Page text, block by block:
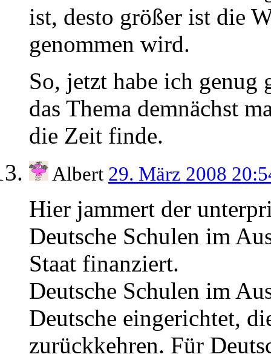
ist, desto größer ist die
genommen wird.
So, jetzt habe ich
das Thema demnächst
die Zeit finde.
Albert 29. März 2008
Hier jammert der
Deutsche Schulen im
Staat finanziert.
Deutsche Schulen im
Deutsche eingerichtet,
zurückkehren. Für